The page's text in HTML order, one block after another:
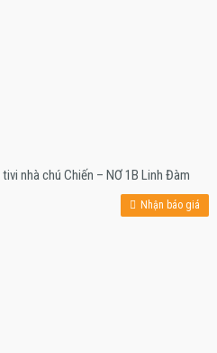
nhà chú Chiến – NƠ 1B Linh Đàm
Nhận báo giá